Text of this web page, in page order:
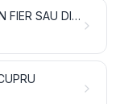
ARTICOLE DIN FONTĂ, DIN FIER SAU DIN OȚEL